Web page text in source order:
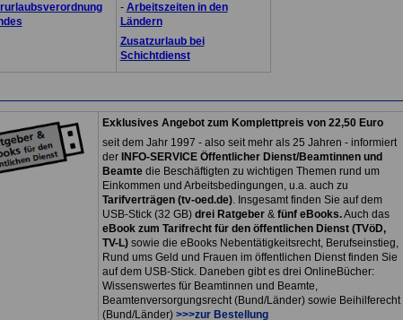
- Arbeitszeiten in den
Ländern
Zusatzurlaub bei
Schichtdienst
Exklusives Angebot zum Komplettpreis von 22,50 Euro
seit dem Jahr 1997 - also seit mehr als 25 Jahren - informiert
der INFO-SERVICE Öffentlicher Dienst/Beamtinnen und
Beamtedie Beschäftigten zu wichtigen Themen rund um
Einkommen und Arbeitsbedingungen, u.a. auch zu
Tarifverträgen (tv-oed.de). Insgesamt finden Sie auf dem
USB-Stick (32 GB) drei Ratgeber& fünf eBooks.Auch das
eBook zum Tarifrecht für den öffentlichen Dienst (TVöD,
TV-L)sowie die eBooks Nebentätigkeitsrecht, Berufseinstieg,
Rund ums Geld und Frauen im öffentlichen Dienst finden Sie
auf dem USB-Stick. Daneben gibt es drei OnlineBücher:
Wissenswertes für Beamtinnen und Beamte,
Beamtenversorgungsrecht (Bund/Länder) sowie Beihilferecht
(Bund/Länder) >>>zur Bestellung